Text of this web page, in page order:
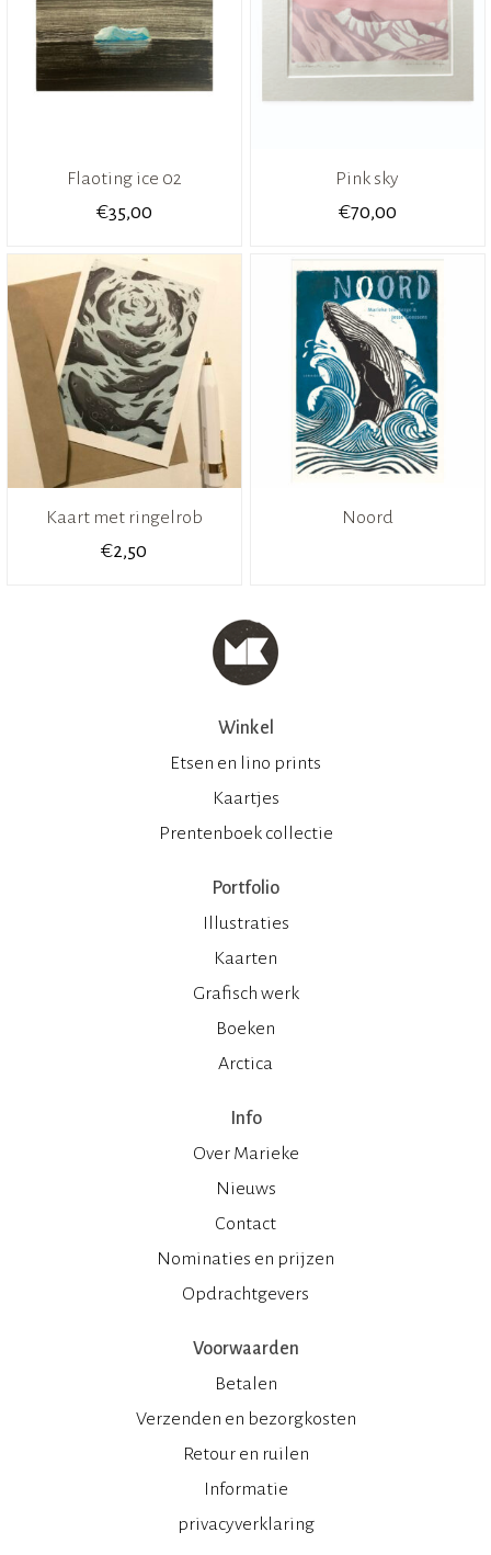
Flaoting ice 02
€35,00
Pink sky
€70,00
Kaart met ringelrob
€2,50
Noord
Winkel
Etsen en lino prints
Kaartjes
Prentenboek collectie
Portfolio
Illustraties
Kaarten
Grafisch werk
Boeken
Arctica
Info
Over Marieke
Nieuws
Contact
Nominaties en prijzen
Opdrachtgevers
Voorwaarden
Betalen
Verzenden en bezorgkosten
Retour en ruilen
Informatie
privacyverklaring